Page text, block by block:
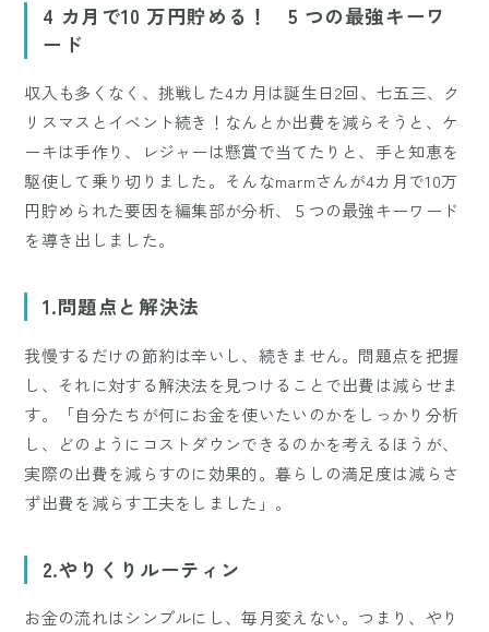
4 カ月で10 万円貯める！ 5 つの最強キーワ
ード
収入も多くなく、挑戦した4カ月は誕生日2回、七五三、ク
リスマスとイベント続き！なんとか出費を減らそうと、ケ
ーキは手作り、レジャーは懸賞で当てたりと、手と知恵を
駆使して乗り切りました。そんなmarmさんが4カ月で10万
円貯められた要因を編集部が分析、５つの最強キーワード
を導き出しました。
1.問題点と解決法
我慢するだけの節約は辛いし、続きません。問題点を把握
し、それに対する解決法を見つけることで出費は減らせま
す。「自分たちが何にお金を使いたいのかをしっかり分析
し、どのようにコストダウンできるのかを考えるほうが、
実際の出費を減らすのに効果的。暮らしの満足度は減らさ
ず出費を減らす工夫をしました」。
2.やりくりルーティン
お金の流れはシンプルにし、毎月変えない。つまり、やり